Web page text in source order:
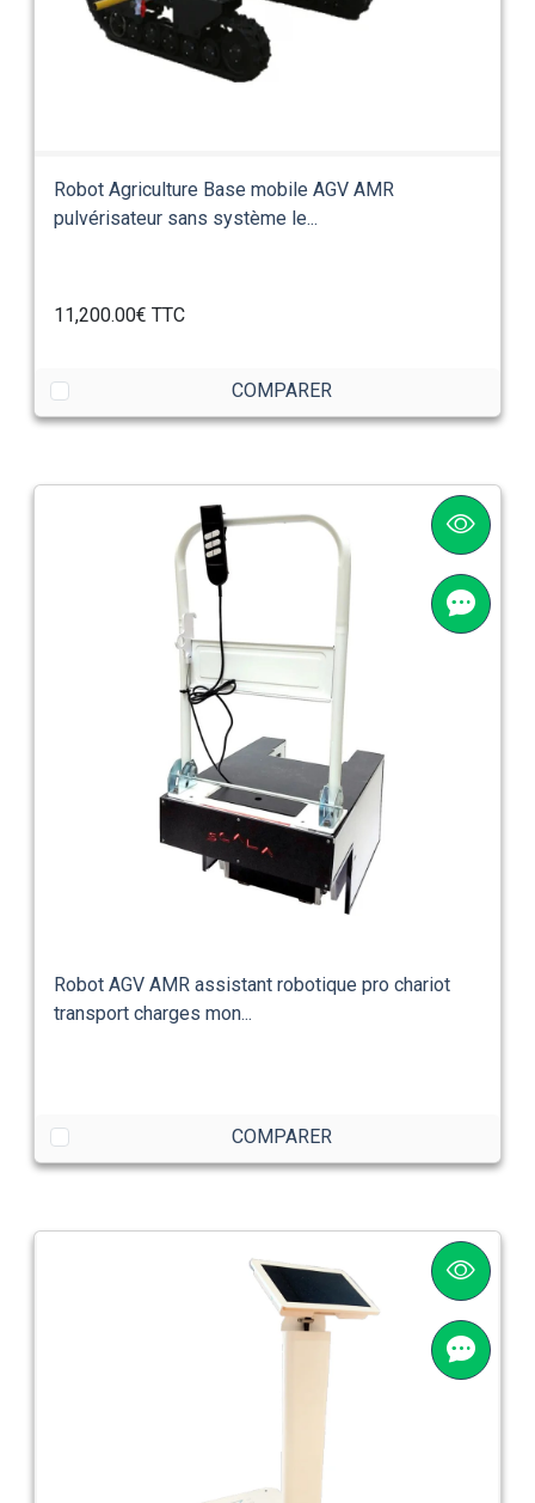
Robot Agriculture Base mobile AGV AMR
pulvérisateur sans système le...
11,200.00€ TTC
COMPARER
Robot AGV AMR assistant robotique pro chariot
transport charges mon...
COMPARER